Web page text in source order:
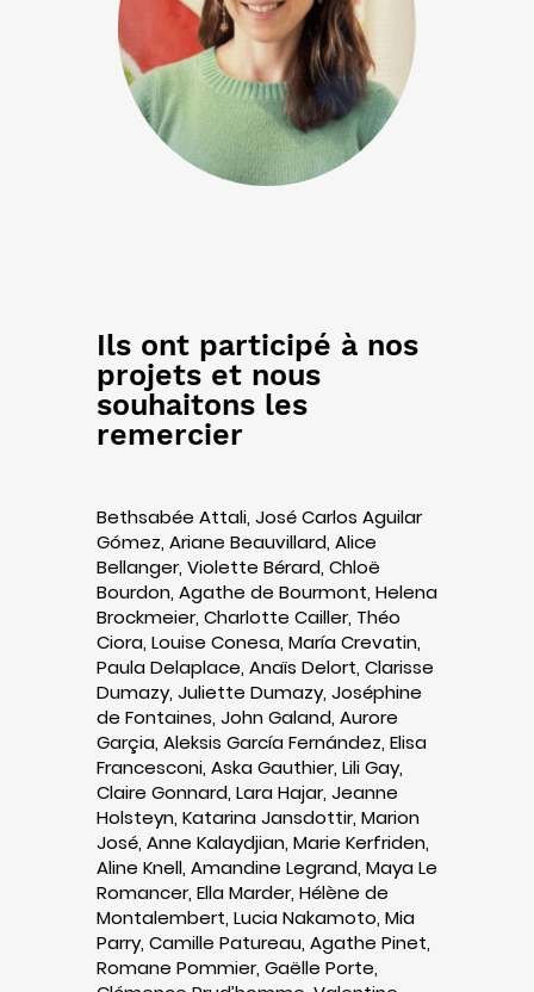
Ils ont participé à nos
projets et nous
souhaitons les
remercier
Bethsabée Attali, José Carlos Aguilar
Gómez, Ariane Beauvillard, Alice
Bellanger, Violette Bérard, Chloë
Bourdon, Agathe de Bourmont, Helena
Brockmeier, Charlotte Cailler, Théo
Ciora, Louise Conesa, María Crevatin,
Paula Delaplace, Anaïs Delort, Clarisse
Dumazy, Juliette Dumazy, Joséphine
de Fontaines, John Galand, Aurore
Garçia, Aleksis García Fernández, Elisa
Francesconi, Aska Gauthier, Lili Gay,
Claire Gonnard, Lara Hajar, Jeanne
Holsteyn, Katarina Jansdottir, Marion
José, Anne Kalaydjian, Marie Kerfriden,
Aline Knell, Amandine Legrand, Maya Le
Romancer, Ella Marder, Hélène de
Montalembert, Lucia Nakamoto, Mia
Parry, Camille Patureau, Agathe Pinet,
Romane Pommier, Gaëlle Porte,